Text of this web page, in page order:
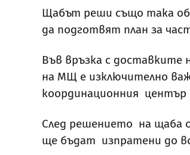
Щабът реши също така
да подготвят план за
Във връзка с доставките
на МЩ е изключително
координационния център
След решението на щаба
ще бъдат изпратени до